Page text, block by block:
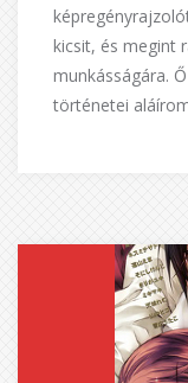
kicsit, és megint
munkásságára.
történetei